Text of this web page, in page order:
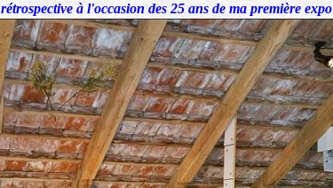
rétrospective à l'occasion des 25 ans de ma première expo